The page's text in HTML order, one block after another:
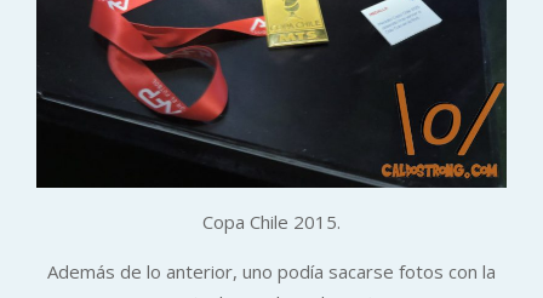
Copa Chile 2015.
Además de lo anterior, uno podía sacarse fotos con la